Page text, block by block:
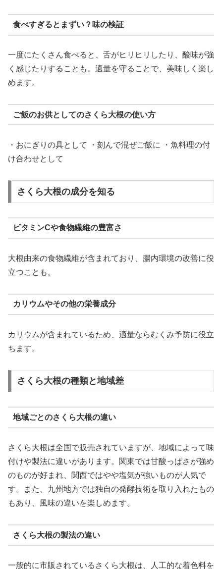
食べすぎるとまずい？味の検証
一度にたくさん食べると、舌がヒリヒリしたり、酸味が強
く感じたりすることも。適量を守ることで、美味しく楽し
めます。
ご飯のお供としてのさくら大根の使い方
・おにぎりの具として ・刻んで混ぜご飯に ・魚料理の付
け合わせとして
さくら大根の成分を知る
ビタミンCや食物繊維の豊富さ
大根由来の食物繊維が含まれており、腸内環境の改善に役
立つことも。
カリウムやその他の栄養成分
カリウムが含まれているため、適量ならむくみ予防に役立
ちます。
さくら大根の種類と地域差
地域ごとのさくら大根の違い
さくら大根は全国で販売されていますが、地域によって味
付けや製法に違いがあります。関東では甘酸っぱさが強め
のものが好まれ、関西ではやや塩気が強いものが人気で
す。また、九州地方では独自の発酵技術を取り入れたもの
もあり、風味の違いを楽しめます。
さくら大根の製法の違い
一般的に市販されているさくら大根は、人工的な着色料を